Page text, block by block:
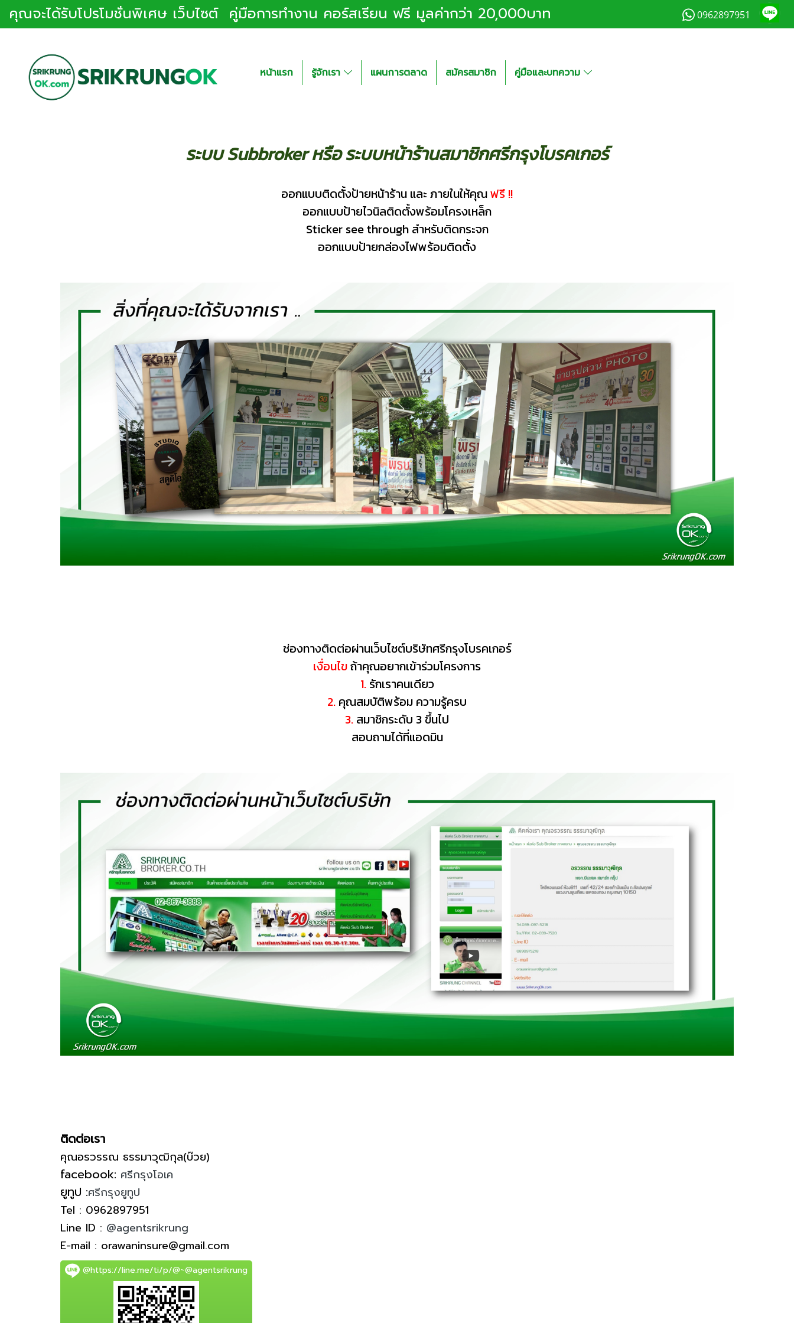
คุณจะได้รับโปรโมชั่นพิเศษ เว็บไซต์ คู่มือการทำงาน คอร์สเรียน ฟรี มูลค่ากว่า 20,000บาท 0962897951
หน้าแรก รู้จักเรา แผนการตลาด สมัครสมาชิก คู่มือและบทความ
ระบบ Subbroker หรือ ระบบหน้าร้านสมาชิกศรีกรุงโบรคเกอร์
ออกแบบติดตั้งป้ายหน้าร้าน และ ภายในให้คุณฟรี !!
ออกแบบป้ายไวนิลติดตั้งพร้อมโครงเหล็ก
Sticker see through สำหรับติดกระจก
ออกแบบป้ายกล่องไฟพร้อมติดตั้ง
ช่องทางติดต่อผ่านเว็บไซต์บริษัทศรีกรุงโบรคเกอร์
เงื่อนไขถ้าคุณอยากเข้าร่วมโครงการ
1.รักเราคนเดียว
2. คุณสมบัติพร้อม ความรู้ครบ
3. สมาชิกระดับ 3 ขึ้นไป
สอบถามได้ที่แอดมิน
ติดต่อเรา
คุณอรวรรณ ธรรมาวุฒิกุล(บ๊วย)
facebook: ศรีกรุงโอเค
ยูทูป :ศรีกรุงยูทูป
Tel : 0962897951
Line ID : @agentsrikrung
E-mail : orawaninsure@gmail.com
@https://line.me/ti/p/@~@agentsrikrung